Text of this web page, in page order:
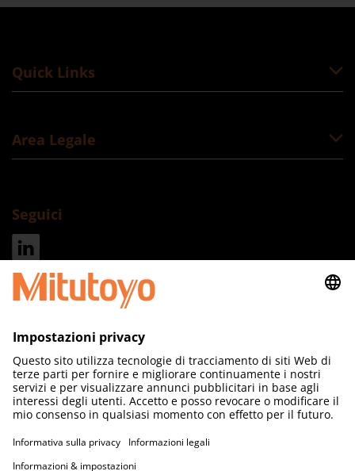
Quick Links
Area Legale
Seguici
Indirizzo
Mitutoyo Italiana S.r.l. a socio unico
Corso Europa 7
20045 Lainate